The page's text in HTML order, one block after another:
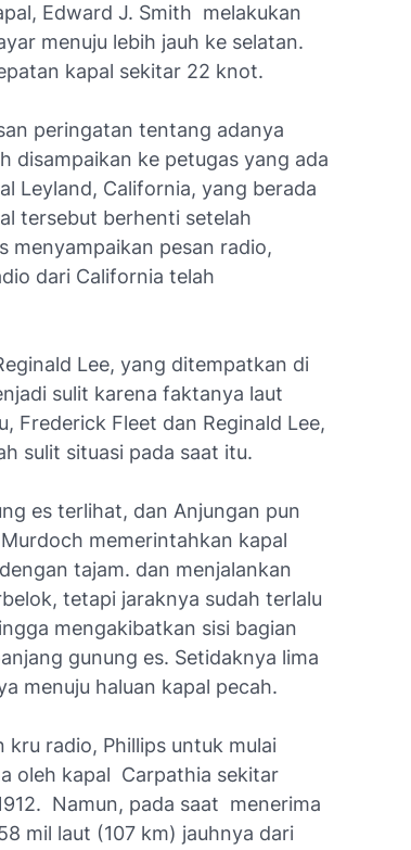
Edward J. Smith melakukan
menuju lebih jauh ke selatan.
kapal sekitar 22 knot.
peringatan tentang adanya
disampaikan ke petugas yang ada
Leyland, California, yang berada
tersebut berhenti setelah
menyampaikan pesan radio,
dari California telah
Lee, yang ditempatkan di
sulit karena faktanya laut
Frederick Fleet dan Reginald Lee,
sulit situasi pada saat itu.
es terlihat, dan Anjungan pun
memerintahkan kapal
tajam. dan menjalankan
tetapi jaraknya sudah terlalu
mengakibatkan sisi bagian
gunung es. Setidaknya lima
menuju haluan kapal pecah.
radio, Phillips untuk mulai
oleh kapal Carpathia sekitar
Namun, pada saat menerima
mil laut (107 km) jauhnya dari